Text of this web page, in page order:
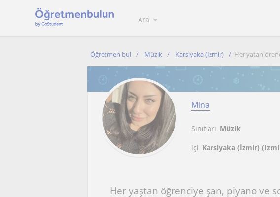
Ara
Öğretmen bul Müzik Karsiyaka (Izmir) Her yatan
Mina
Sınıfları Müzik
içi Karsiyaka (İzmir)
Her yaştan öğrenciye şan, piyano ve